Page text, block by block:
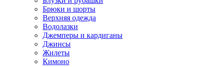
Брюки и шорты
Верхняя одежда
Водолазки
Джемперы и кардиганы
Джинсы
Жилеты
Кимоно